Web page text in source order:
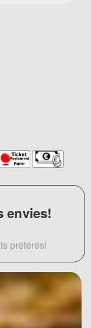
envies!
préférés!